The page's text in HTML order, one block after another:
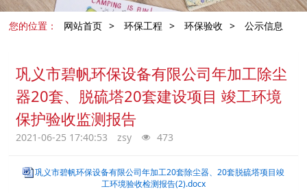
您的位置： 网站首页 > 环保工程 > 环保验收 > 公示信息
巩义市碧帆环保设备有限公司年加工除尘
器20套、脱硫塔20套建设项目 竣工环境
保护验收监测报告
2021-06-25 17:40:53 zsy 473
巩义市碧帆环保设备有限公司年加工20套除尘器、20套脱硫塔项目竣
工环境验收检测报告(2).docx